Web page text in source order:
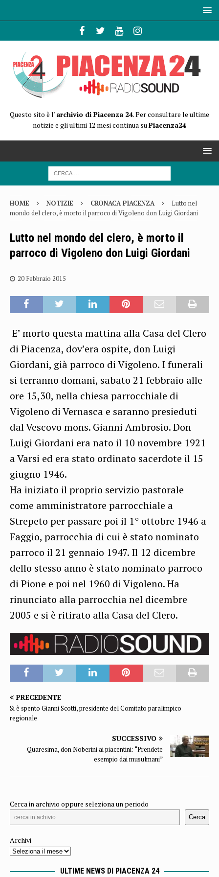
Questo sito è l'archivio di Piacenza 24. Per consultare le ultime
notizie e gli ultimi 12 mesi continua suPiacenza24
HOME NOTIZIE CRONACA PIACENZA
Lutto nel
mondo del clero, è morto il parroco di Vigoleno don Luigi Giordani
Lutto nel mondo del clero, è morto il
parroco di Vigoleno don Luigi Giordani
20 Febbraio 2015
E’ morto questa mattina alla Casa del Clero
di Piacenza, dov’era ospite, don Luigi
Giordani, già parroco di Vigoleno. I funerali
si terranno domani, sabato 21 febbraio alle
ore 15,30, nella chiesa parrocchiale di
Vigoleno di Vernasca e saranno presieduti
dal Vescovo mons. Gianni Ambrosio. Don
Luigi Giordani era nato il 10 novembre 1921
a Varsi ed era stato ordinato sacerdote il 15
giugno 1946.
Ha iniziato il proprio servizio pastorale
come amministratore parrocchiale a
Strepeto per passare poi il 1° ottobre 1946 a
Faggio, parrocchia di cui è stato nominato
parroco il 21 gennaio 1947. Il 12 dicembre
dello stesso anno è stato nominato parroco
di Pione e poi nel 1960 di Vigoleno. Ha
rinunciato alla parrocchia nel dicembre
2005 e si è ritirato alla Casa del Clero.
PRECEDENTE
Si è spento Gianni Scotti, presidente del Comitato paralimpico
regionale
SUCCESSIVO
Quaresima, don Noberini ai piacentini: “Prendete
esempio dai musulmani”
Cerca in archivio oppure seleziona un periodo
Cerca
Archivi
ULTIME NEWS DI PIACENZA 24